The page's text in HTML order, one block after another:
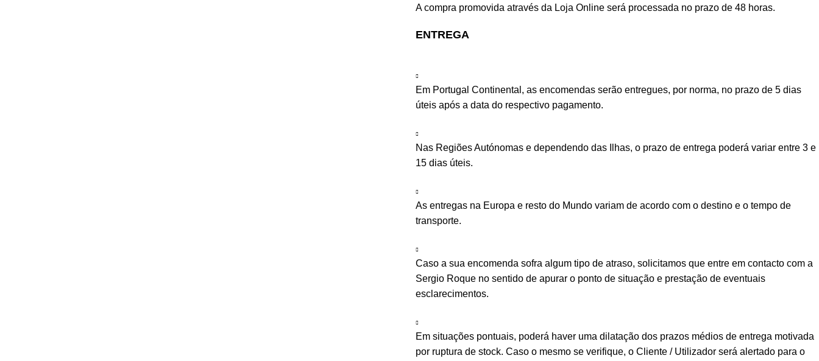
A compra promovida através da Loja Online será processada no prazo de 48 horas.
ENTREGA
Em Portugal Continental, as encomendas serão entregues, por norma, no prazo de 5 dias
úteis após a data do respectivo pagamento.
Nas Regiões Autónomas e dependendo das Ilhas, o prazo de entrega poderá variar entre 3 e
15 dias úteis.
As entregas na Europa e resto do Mundo variam de acordo com o destino e o tempo de
transporte.
Caso a sua encomenda sofra algum tipo de atraso, solicitamos que entre em contacto com a
Sergio Roque no sentido de apurar o ponto de situação e prestação de eventuais
esclarecimentos.
Em situações pontuais, poderá haver uma dilatação dos prazos médios de entrega motivada
por ruptura de stock. Caso o mesmo se verifique, o Cliente / Utilizador será alertado para o